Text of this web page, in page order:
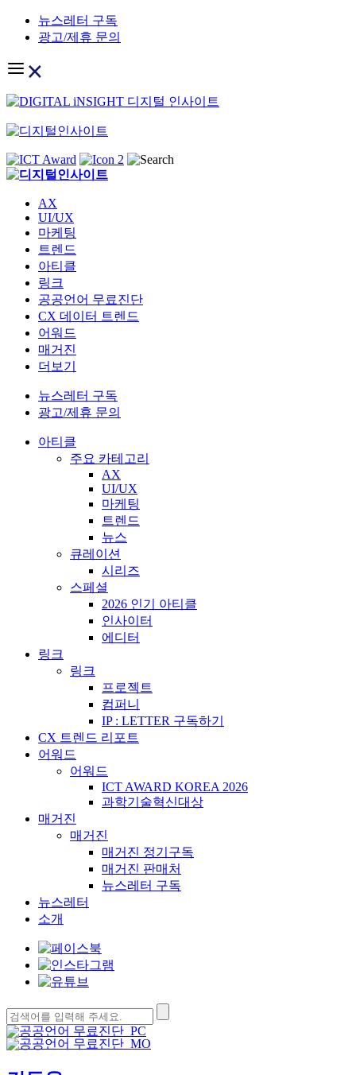
Skip
content
뉴스레터 구독
광고/제휴 문의
AX
UI/UX
마케팅
트렌드
아티클
링크
공공언어 무료진단
CX 데이터 트렌드
어워드
매거진
더보기
뉴스레터 구독
광고/제휴 문의
아티클
주요 카테고리
AX
UI/UX
마케팅
트렌드
뉴스
큐레이션
시리즈
스페셜
2026 인기 아티클
인사이터
에디터
링크
링크
프로젝트
컴퍼니
IP : LETTER 구독하기
CX 트렌드 리포트
어워드
어워드
ICT AWARD KOREA 2026
과학기술혁신대상
매거진
매거진
매거진 정기구독
매거진 판매처
뉴스레터 구독
뉴스레터
소개
검
색: